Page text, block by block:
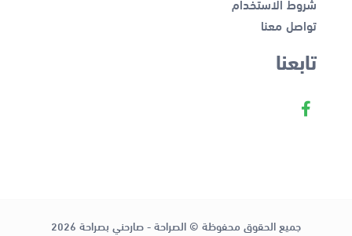
تواصل معنا
تابعنا
جميع الحقوق محفوظة © الصراحة - صارحني بصراحة 2026